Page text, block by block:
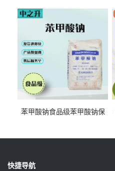
苯甲酸钠食品级苯甲酸钠保
快捷导航